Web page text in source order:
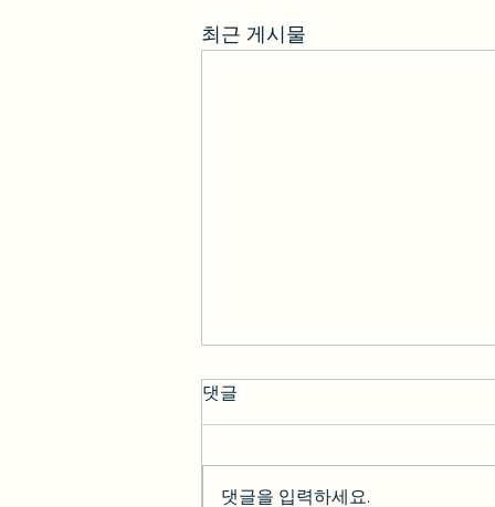
최근 게시물
댓글
댓글을 입력하세요.